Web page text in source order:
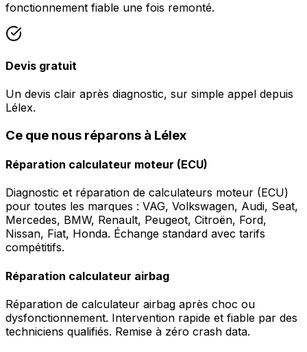
fonctionnement fiable une fois remonté.
Devis gratuit
Un devis clair après diagnostic, sur simple appel depuis
Lélex.
Ce que nous réparons à Lélex
Réparation calculateur moteur (ECU)
Diagnostic et réparation de calculateurs moteur (ECU)
pour toutes les marques : VAG, Volkswagen, Audi, Seat,
Mercedes, BMW, Renault, Peugeot, Citroën, Ford,
Nissan, Fiat, Honda. Échange standard avec tarifs
compétitifs.
Réparation calculateur airbag
Réparation de calculateur airbag après choc ou
dysfonctionnement. Intervention rapide et fiable par des
techniciens qualifiés. Remise à zéro crash data.